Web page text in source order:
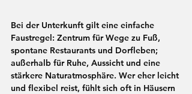
Bei der Unterkunft gilt eine einfache
Faustregel: Zentrum für Wege zu Fuß,
spontane Restaurants und Dorfleben;
außerhalb für Ruhe, Aussicht und eine
stärkere Naturatmosphäre. Wer eher leicht
und flexibel reist, fühlt sich oft in Häusern